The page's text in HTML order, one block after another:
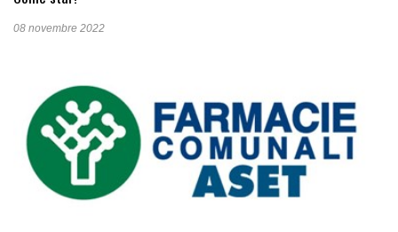
08 novembre 2022